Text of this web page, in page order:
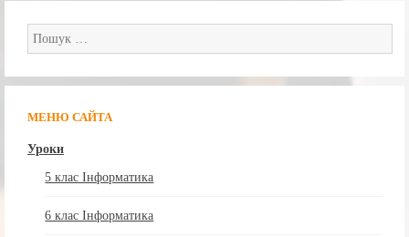
Пошук:
МЕНЮ САЙТА
Уроки
5 клас Інформатика
6 клас Інформатика